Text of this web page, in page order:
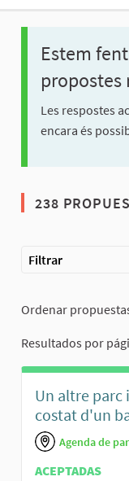
Estem
propostes
Les respostes
encara és
238
Filtrar
Ordenar
Resultados por
Un altre
costat d'un
Agenda de
ACEPTADAS